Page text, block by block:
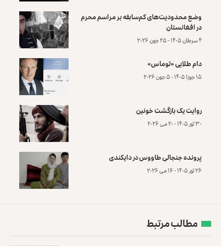
وضع محدودیت‌های کم‌سابقه بر مراسم محرم
در افغانستان
۴ سرطان ۱۴۰۵ - ۲۵ جون ۲۰۲۶
دام طلایی «توماس»
۱۵ جوزا ۱۴۰۵ - ۵ جون ۲۰۲۶
روایت یک بازگشت خونین
۳۰ ثور ۱۴۰۵ - ۲۰ می ۲۰۲۶
پرونده‌ جنجالی طاووس در دایکندی
۲۶ ثور ۱۴۰۵ - ۱۶ می ۲۰۲۶
مطالب مرتبط